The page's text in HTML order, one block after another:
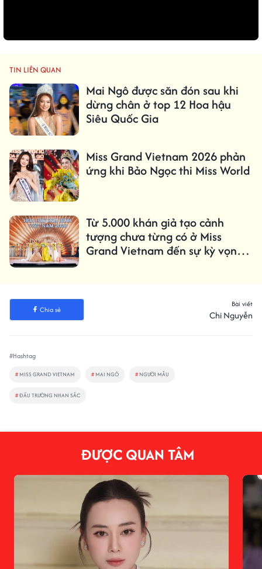
TIN LIÊN QUAN
Mai Ngô được săn đón sau khi
dừng chân ở top 12 Hoa hậu
Siêu Quốc Gia
Miss Grand Vietnam 2026 phản
ứng khi Bảo Ngọc thi Miss World
Từ 5.000 khán giả tạo cảnh
tượng chưa từng có ở Miss
Grand Vietnam đến sự kỳ vọng
Chia sẻ
Bài viết
Chi Nguyễn
#Hashtag
# MISS GRAND VIETNAM # MAI NGÔ # NGƯỜI MẪU
#ĐẤU TRƯỜNG NHAN SẮC
ĐƯỢC QUAN TÂM